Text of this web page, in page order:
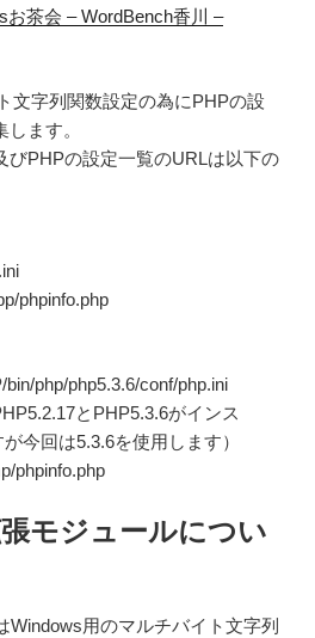
お茶会 – WordBench香川 –
文字列関数設定の為にPHPの設
ます。
びPHPの設定一覧のURLは以下の
phpinfo.php
php/php5.3.6/conf/php.ini
とPHP5.3.6がインス
今回は5.3.6を使用します）
phpinfo.php
モジュールについ
Windows用のマルチバイト文字列